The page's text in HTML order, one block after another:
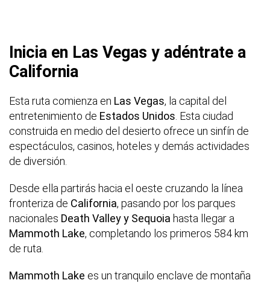
Inicia en Las Vegas y adéntrate a
California
Esta ruta comienza en Las Vegas, la capital del
entretenimiento de Estados Unidos . Esta ciudad
construida en medio del desierto ofrece un sinfín de
espectáculos, casinos, hoteles y demás actividades
de diversión.
Desde ella partirás hacia el oeste cruzando la línea
fronteriza de California, pasando por los parques
nacionales Death Valley y Sequoia hasta llegar a
Mammoth Lake, completando los primeros 584 km
de ruta.
Mammoth Lake es un tranquilo enclave de montaña